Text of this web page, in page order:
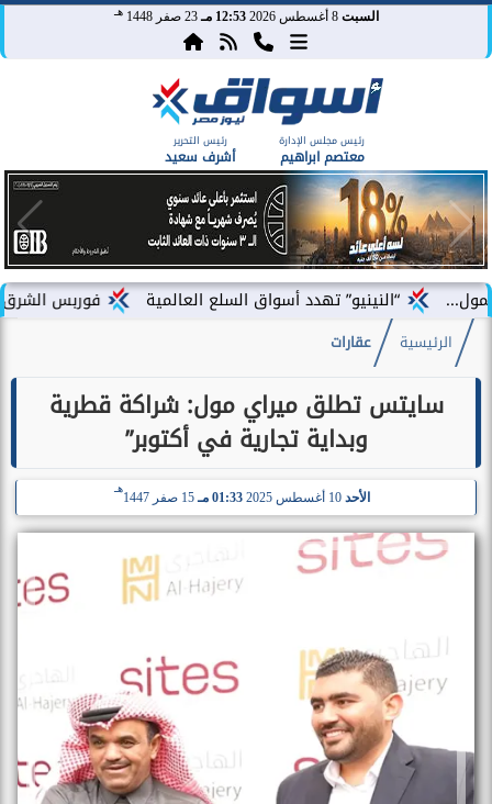
السبت 8 أغسطس 2026 12:53 مـ 23 صفر 1448 هـ
رئيس مجلس الإدارة
معتصم ابراهيم
رئيس التحرير
أشرف سعيد
فوربس الشرق الأوسط “النينيو” تهدد أسواق السلع العالمية
الرئيسية عقارات
سايتس تطلق ميراي مول: شراكة قطرية
وبداية تجارية في أكتوبر”
الأحد 10 أغسطس 2025 01:33 مـ 15 صفر 1447
هـ